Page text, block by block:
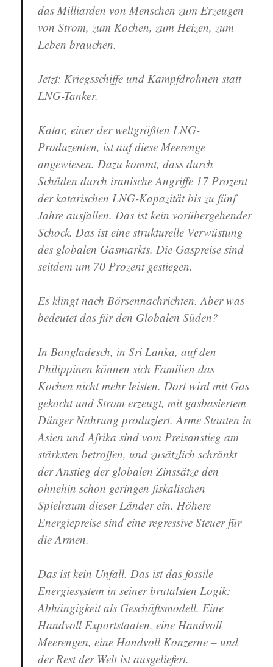
das Milliarden von Menschen zum Erzeugen
von Strom, zum Kochen, zum Heizen, zum
Leben brauchen.
Jetzt: Kriegsschiffe und Kampfdrohnen statt
LNG-Tanker.
Katar, einer der weltgrößten LNG-
Produzenten, ist auf diese Meerenge
angewiesen. Dazu kommt, dass durch
Schäden durch iranische Angriffe 17 Prozent
der katarischen LNG-Kapazität bis zu fünf
Jahre ausfallen. Das ist kein vorübergehender
Schock. Das ist eine strukturelle Verwüstung
des globalen Gasmarkts. Die Gaspreise sind
seitdem um 70 Prozent gestiegen.
Es klingt nach Börsennachrichten. Aber was
bedeutet das für den Globalen Süden?
In Bangladesch, in Sri Lanka, auf den
Philippinen können sich Familien das
Kochen nicht mehr leisten. Dort wird mit Gas
gekocht und Strom erzeugt, mit gasbasiertem
Dünger Nahrung produziert. Arme Staaten in
Asien und Afrika sind vom Preisanstieg am
stärksten betroffen, und zusätzlich schränkt
der Anstieg der globalen Zinssätze den
ohnehin schon geringen fiskalischen
Spielraum dieser Länder ein. Höhere
Energiepreise sind eine regressive Steuer für
die Armen.
Das ist kein Unfall. Das ist das fossile
Energiesystem in seiner brutalsten Logik:
Abhängigkeit als Geschäftsmodell. Eine
Handvoll Exportstaaten, eine Handvoll
Meerengen, eine Handvoll Konzerne – und
der Rest der Welt ist ausgeliefert.